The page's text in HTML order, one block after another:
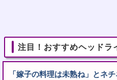
注目！おすすめヘッドラ
「嫁子の料理は未熟ね」とネ